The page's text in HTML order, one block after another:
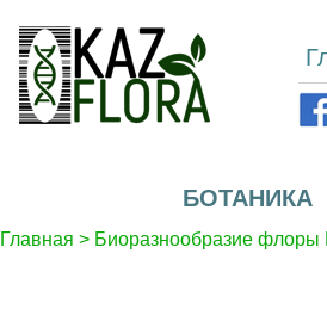
БОТАНИКА
Главная > Биоразнообразие флоры